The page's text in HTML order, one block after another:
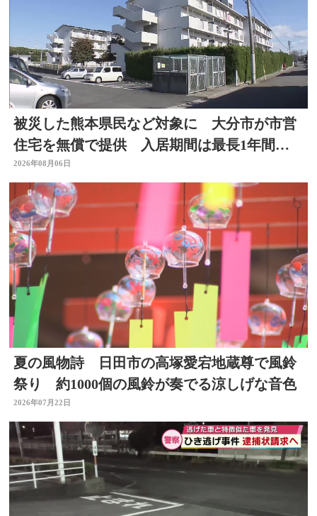
被災した熊本県民など対象に 大分市が市営
住宅を無償で提供 入居期間は最長1年間
【令和8年熊本地震】
2026年08月06日
夏の風物詩 日田市の高塚愛宕地蔵尊で風鈴
祭り 約1000個の風鈴が奏でる涼しげな音色
2026年07月22日